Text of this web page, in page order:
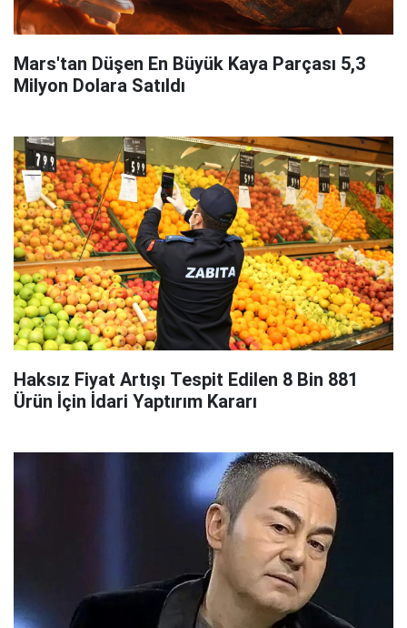
Mars'tan Düşen En Büyük Kaya Parçası 5,3
Milyon Dolara Satıldı
Haksız Fiyat Artışı Tespit Edilen 8 Bin 881
Ürün İçin İdari Yaptırım Kararı